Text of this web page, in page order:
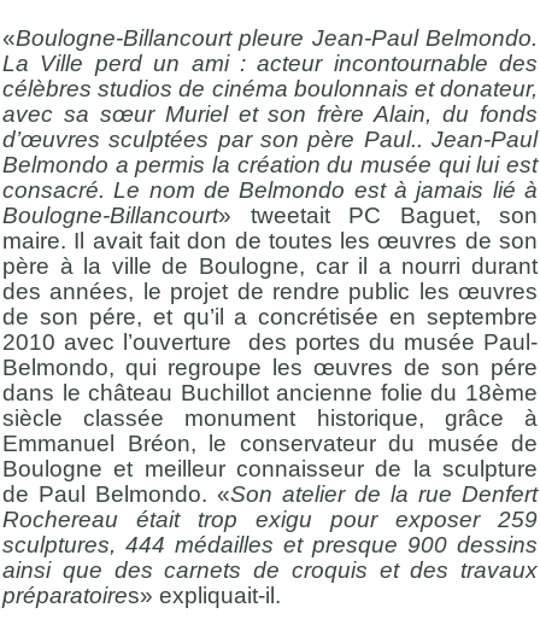
«Boulogne-Billancourt pleure Jean-Paul Belmondo.
La Ville perd un ami : acteur incontournable des
célèbres studios de cinéma boulonnais et donateur,
avec sa sœur Muriel et son frère Alain, du fonds
d’œuvres sculptées par son père Paul.. Jean-Paul
Belmondo a permis la création du musée qui lui est
consacré. Le nom de Belmondo est à jamais lié à
Boulogne-Billancourt» tweetait PC Baguet, son
maire. Il avait fait don de toutes les œuvres de son
père à la ville de Boulogne, car il a nourri durant
des années, le projet de rendre public les œuvres
de son pére, et qu’il a concrétisée en septembre
2010 avec l’ouverture des portes du musée Paul-
Belmondo, qui regroupe les œuvres de son pére
dans le château Buchillot ancienne folie du 18ème
siècle classée monument historique, grâce à
Emmanuel Bréon, le conservateur du musée de
Boulogne et meilleur connaisseur de la sculpture
de Paul Belmondo. «Son atelier de la rue Denfert
Rochereau était trop exigu pour exposer 259
sculptures, 444 médailles et presque 900 dessins
ainsi que des carnets de croquis et des travaux
préparatoires» expliquait-il.